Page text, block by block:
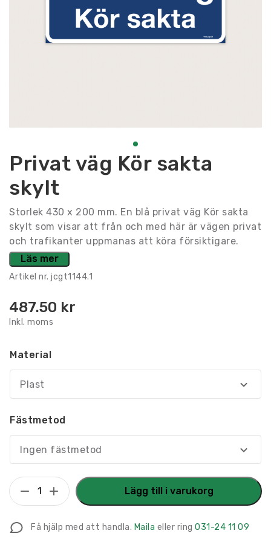
Privat väg Kör sakta
skylt
Storlek 430 x 200 mm. En blå privat väg Kör sakta
skylt som visar att från och med här är vägen privat
och trafikanter uppmanas att köra försiktigare.
Läs mer
Artikel nr. jcgt1144.1
487.50 kr
Inkl. moms
Material
Plast
Fästmetod
Ingen fästmetod
Privat
väg
sakta
Lägg till i varukorg
Få hjälp med att handla. Maila eller ring 031-24 11 09